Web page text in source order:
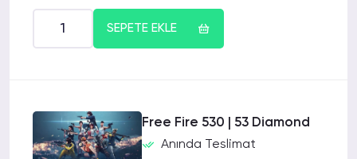
SEPETE EKLE
Free Fire 530 | 53 Diamond
Anında Teslimat